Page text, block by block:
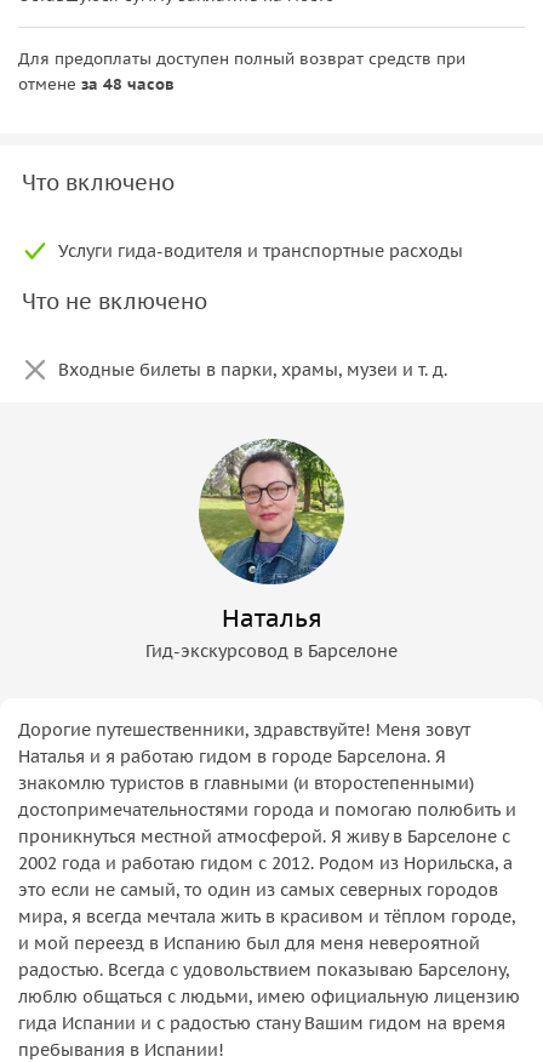
Для предоплаты доступен полный возврат средств при
отмене за 48 часов
Что включено
Услуги гида-водителя и транспортные расходы
Что не включено
Входные билеты в парки, храмы, музеи и т. д.
Наталья
Гид-экскурсовод в Барселоне
Дорогие путешественники, здравствуйте! Меня зовут
Наталья и я работаю гидом в городе Барселона. Я
знакомлю туристов в главными (и второстепенными)
достопримечательностями города и помогаю полюбить и
проникнуться местной атмосферой. Я живу в Барселоне с
2002 года и работаю гидом с 2012. Родом из Норильска, а
это если не самый, то один из самых северных городов
мира, я всегда мечтала жить в красивом и тёплом городе,
и мой переезд в Испанию был для меня невероятной
радостью. Всегда с удовольствием показываю Барселону,
люблю общаться с людьми, имею официальную лицензию
гида Испании и с радостью стану Вашим гидом на время
пребывания в Испании!